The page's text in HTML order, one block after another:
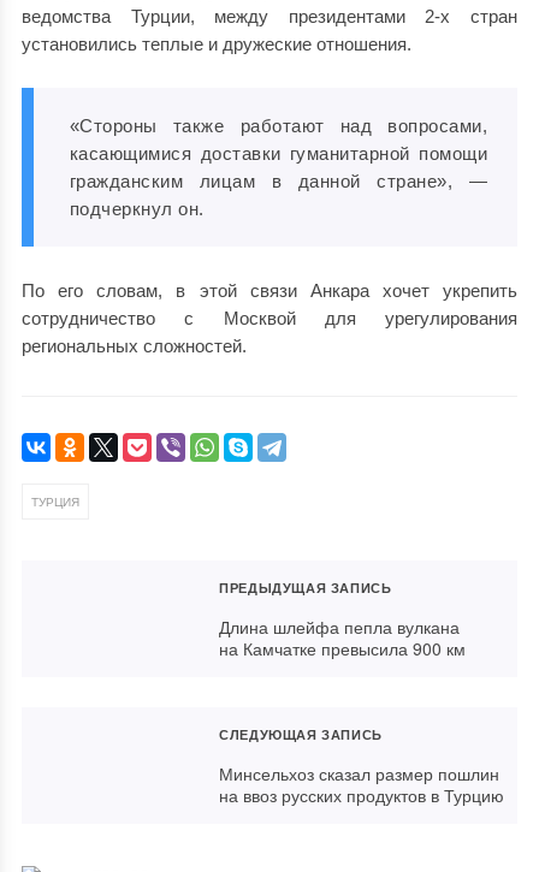
ведомства Турции, между президентами 2-х стран
установились теплые и дружеские отношения.
«Стороны также работают над вопросами,
касающимися доставки гуманитарной помощи
гражданским лицам в данной стране», —
подчеркнул он.
По его словам, в этой связи Анкара хочет укрепить
сотрудничество с Москвой для урегулирования
региональных сложностей.
ТУРЦИЯ
ПРЕДЫДУЩАЯ ЗАПИСЬ
Длина шлейфа пепла вулкана
на Камчатке превысила 900 км
СЛЕДУЮЩАЯ ЗАПИСЬ
Минсельхоз сказал размер пошлин
на ввоз русских продуктов в Турцию